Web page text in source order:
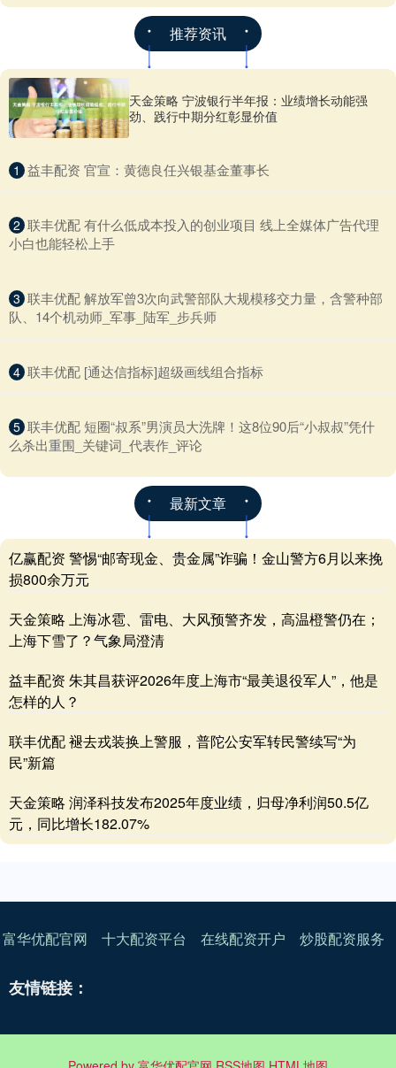
推荐资讯
天金策略 宁波银行半年报：业绩增长动能强
劲、践行中期分红彰显价值
1 ​益丰配资 官宣：黄德良任兴银基金董事长
2 ​联丰优配 有什么低成本投入的创业项目 线上全媒体广告代理
小白也能轻松上手
3 ​联丰优配 解放军曾3次向武警部队大规模移交力量，含警种部
队、14个机动师_军事_陆军_步兵师
4 ​联丰优配 [通达信指标]超级画线组合指标
5 ​联丰优配 短圈“叔系”男演员大洗牌！这8位90后“小叔叔”凭什
么杀出重围_关键词_代表作_评论
最新文章
亿赢配资 警惕“邮寄现金、贵金属”诈骗！金山警方6月以来挽
损800余万元
天金策略 上海冰雹、雷电、大风预警齐发，高温橙警仍在；
上海下雪了？气象局澄清
益丰配资 朱其昌获评2026年度上海市“最美退役军人”，他是
怎样的人？
联丰优配 褪去戎装换上警服，普陀公安军转民警续写“为
民”新篇
天金策略 润泽科技发布2025年度业绩，归母净利润50.5亿
元，同比增长182.07%
富华优配官网 十大配资平台 在线配资开户 炒股配资服务
友情链接：